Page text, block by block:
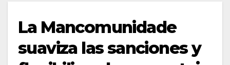
La Mancomunidade
suaviza las sanciones y